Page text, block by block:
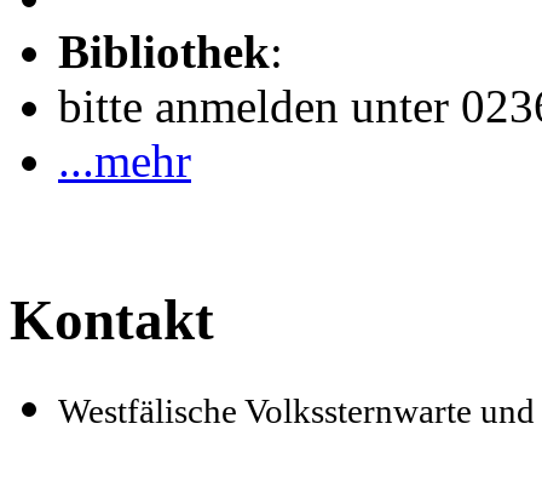
Bibliothek:
bitte anmelden unter
...mehr
Kontakt
Westfälische Volkssternwarte